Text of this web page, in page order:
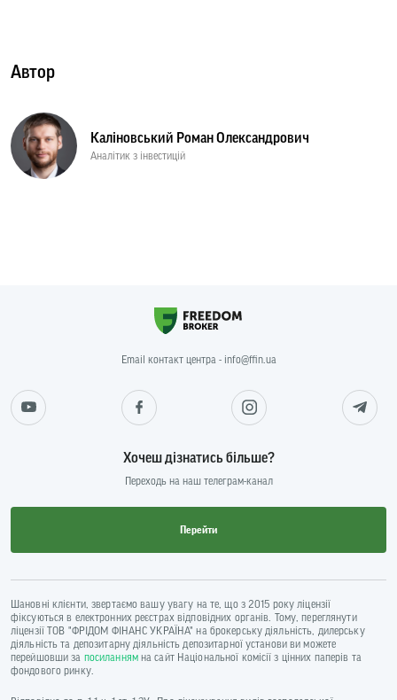
Автор
Каліновський Роман Олександрович
Аналітик з інвестицій
Email контакт центра - info@ffin.ua
Хочеш дізнатись більше?
Переходь на наш телеграм-канал
Перейти
Шановні клієнти, звертаємо вашу увагу на те, що з 2015 року ліцензії
фіксуються в електронних реєстрах відповідних органів. Тому, переглянути
ліцензії ТОВ "ФРІДОМ ФІНАНС УКРАЇНА" на брокерську діяльність, дилерську
діяльність та депозитарну діяльність депозитарної установи ви можете
перейшовши за посиланнямна сайт Національної комісії з цінних паперів та
фондового ринку.